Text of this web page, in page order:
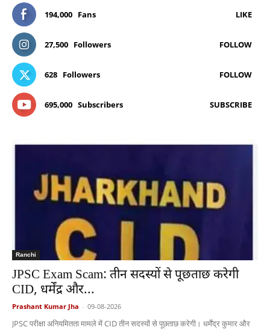
194,000 Fans LIKE
27,500 Followers FOLLOW
628 Followers FOLLOW
695,000 Subscribers SUBSCRIBE
Ranchi
JPSC Exam Scam: तीन सदस्यों से पूछताछ करेगी
CID, धर्मेंद्र और...
Prashant Kumar Jha - 09-08-2026
JPSC परीक्षा अनियमितता मामले में CID तीन सदस्यों से पूछताछ करेगी। धर्मेंद्र कुमार और